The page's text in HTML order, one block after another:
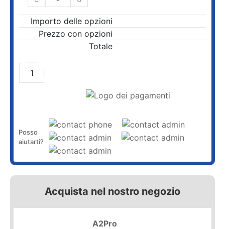
Importo delle opzioni
Prezzo con opzioni
Totale
Posso
aiutarti?
Acquista nel nostro negozio
A2Pro